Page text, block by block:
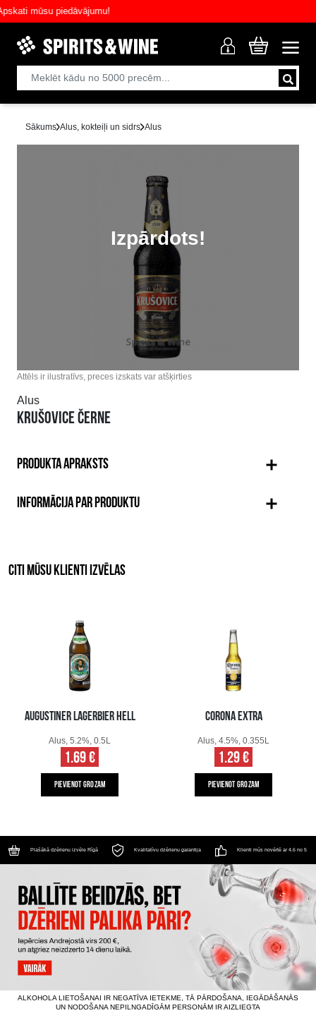
mūsu piedāvājumu!
Sākums Alus, kokteiļi un sidrs Alus
Izpārdots!
Attēls ir ilustratīvs, preces izskats var atšķirties
Alus
KRUŠOVICE ČERNE
PRODUKTA APRAKSTS
INFORMĀCIJA PAR PRODUKTU
CITI MŪSU KLIENTI IZVĒLAS
AUGUSTINER LAGERBIER HELL
Alus, 5.2%, 0.5L
1.69 €
PIEVIENOT GROZAM
CORONA EXTRA
Alus, 4.5%, 0.355L
1.29 €
PIEVIENOT GROZAM
Plašākā dzērienu izvēle Rīgā Kvalitatīvu dzērienu garantija Klienti mūs novērtē ar 4.6 no 5
ALKOHOLA LIETOŠANAI IR NEGATĪVA IETEKME, TĀ PĀRDOŠANA, IEGĀDĀŠANĀS
UN NODOŠANA NEPILNGADĪGĀM PERSONĀM IR AIZLIEGTA